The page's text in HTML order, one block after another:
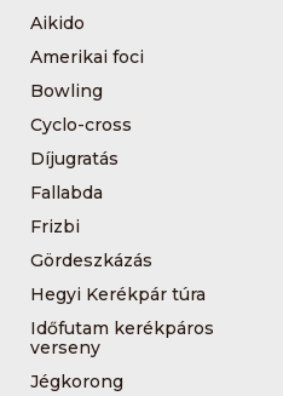
Aikido
Amerikai foci
Bowling
Cyclo-cross
Díjugratás
Fallabda
Frizbi
Gördeszkázás
Hegyi Kerékpár túra
Időfutam kerékpáros
verseny
Jégkorong